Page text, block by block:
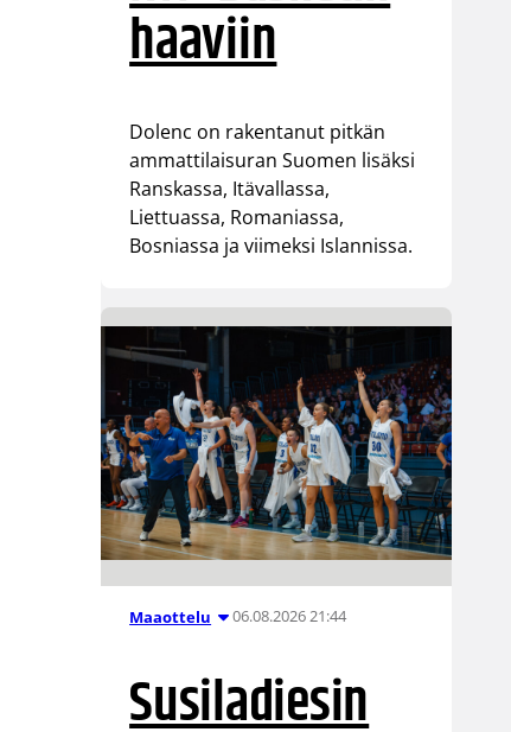
haaviin
Dolenc on rakentanut pitkän
ammattilaisuran Suomen lisäksi
Ranskassa, Itävallassa,
Liettuassa, Romaniassa,
Bosniassa ja viimeksi Islannissa.
Maaottelu 06.08.2026 21:44
Susiladiesin